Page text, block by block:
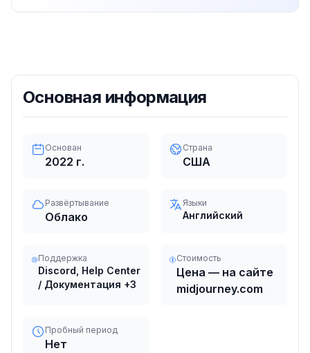
Основная информация
Основан
2022 г.
Страна
США
Развёртывание
Облако
Языки
Английский
Поддержка
Discord, Help Center
/ Документация +3
Стоимость
Цена — на сайте
midjourney.com
Пробный период
Нет